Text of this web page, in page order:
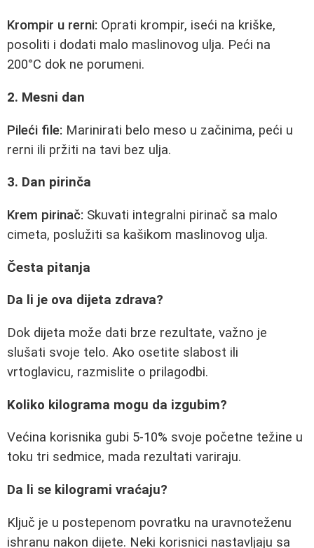
Krompir u rerni: Oprati krompir, iseći na kriške,
posoliti i dodati malo maslinovog ulja. Peći na
200°C dok ne porumeni.
2. Mesni dan
Pileći file: Marinirati belo meso u začinima, peći u
rerni ili pržiti na tavi bez ulja.
3. Dan pirinča
Krem pirinač: Skuvati integralni pirinač sa malo
cimeta, poslužiti sa kašikom maslinovog ulja.
Česta pitanja
Da li je ova dijeta zdrava?
Dok dijeta može dati brze rezultate, važno je
slušati svoje telo. Ako osetite slabost ili
vrtoglavicu, razmislite o prilagodbi.
Koliko kilograma mogu da izgubim?
Većina korisnika gubi 5-10% svoje početne težine u
toku tri sedmice, mada rezultati variraju.
Da li se kilogrami vraćaju?
Ključ je u postepenom povratku na uravnoteženu
ishranu nakon dijete. Neki korisnici nastavljaju sa